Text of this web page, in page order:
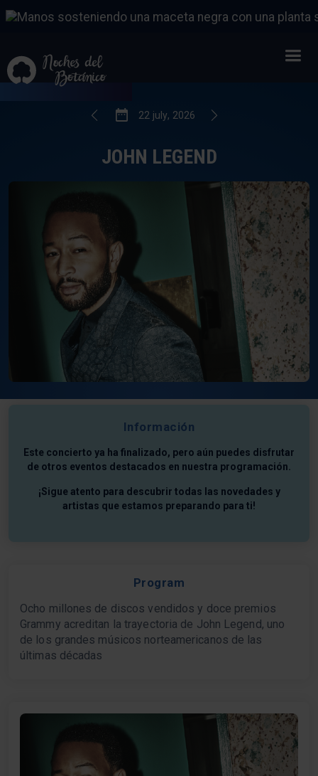
JOHN LEGEND
22 FROM JULY, 2026
22 july, 2026
JOHN LEGEND
Program
Ocho millones de discos vendidos y doce premios
Grammy acreditan la trayectoria de John Legend, uno
de los grandes músicos norteamericanos de las
últimas décadas
Información
Este concierto ya ha finalizado, pero aún puedes disfrutar
de otros eventos destacados en nuestra programación.
¡Sigue atento para descubrir todas las novedades y
artistas que estamos preparando para ti!